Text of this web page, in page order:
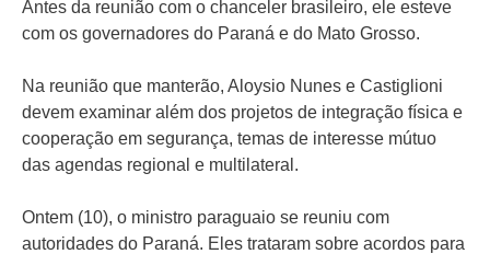
Antes da reunião com o chanceler brasileiro, ele esteve
com os governadores do Paraná e do Mato Grosso.
Na reunião que manterão, Aloysio Nunes e Castiglioni
devem examinar além dos projetos de integração física e
cooperação em segurança, temas de interesse mútuo
das agendas regional e multilateral.
Ontem (10), o ministro paraguaio se reuniu com
autoridades do Paraná. Eles trataram sobre acordos para